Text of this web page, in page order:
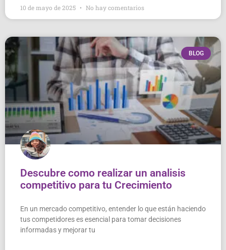
10 de mayo de 2025 No hay comentarios
BLOG
Descubre como realizar un analisis
competitivo para tu Crecimiento
En un mercado competitivo, entender lo que están haciendo
tus competidores es esencial para tomar decisiones
informadas y mejorar tu